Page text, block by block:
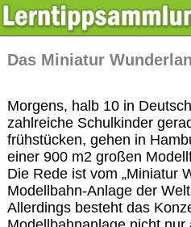
Das Miniatur
Morgens, halb 10 in
zahlreiche Schulkinder
frühstücken, gehen in
einer 900 m2 großen
Die Rede ist vom „Miniatur
Modellbahn-Anlage der
Allerdings besteht das